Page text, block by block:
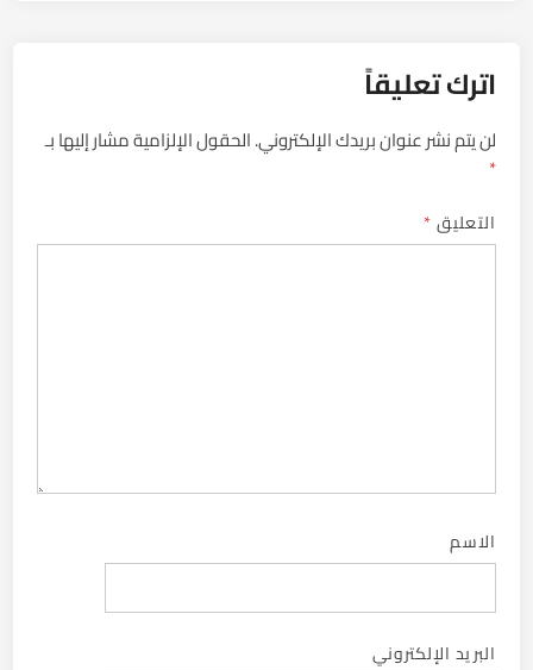
اترك تعليقاً
لن يتم نشر عنوان بريدك الإلكتروني.الحقول الإلزامية مشار إليها بـ
*
التعليق*
الاسم
البريد الإلكتروني